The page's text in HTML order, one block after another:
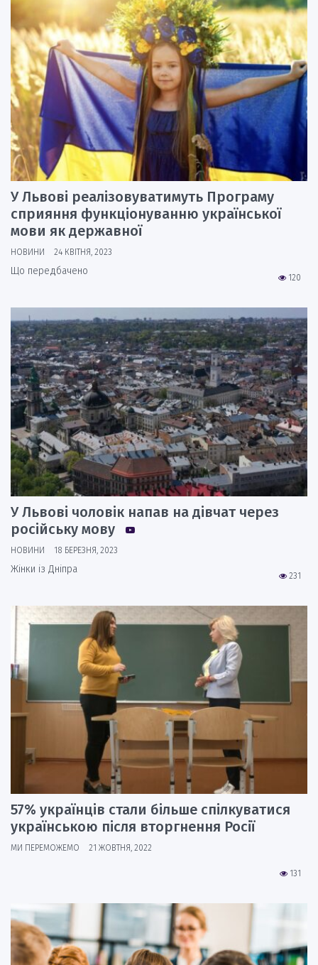
У Львові реалізовуватимуть Програму
сприяння функціонуванню української
мови як державної
НОВИНИ 24 КВІТНЯ, 2023
120
Що передбачено
У Львові чоловік напав на дівчат через
російську мову
НОВИНИ 18 БЕРЕЗНЯ, 2023
231
Жінки із Дніпра
57% українців стали більше спілкуватися
українською після вторгнення Росії
МИ ПЕРЕМОЖЕМО 21 ЖОВТНЯ, 2022
131